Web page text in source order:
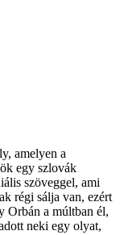
amelyen a
egy szlovák
szöveggel, ami
régi sálja van, ezért
Orbán a múltban él,
neki egy olyat,